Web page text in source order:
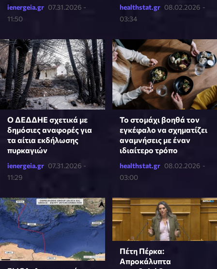
ienergeia.gr 07.31.2026 -
11:50
healthstat.gr 08.02.2026 -
03:34
Ο ΔΕΔΔΗΕ σχετικά με
δημόσιες αναφορές για
τα αίτια εκδήλωσης
πυρκαγιών
ienergeia.gr 07.31.2026 -
11:29
Το στομάχι βοηθά τον
εγκέφαλο να σχηματίζει
αναμνήσεις με έναν
ιδιαίτερο τρόπο
healthstat.gr 08.02.2026 -
03:00
Πέτη Πέρκα:
Απροκάλυπτα